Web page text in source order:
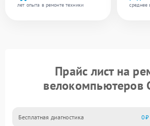
лет опыта в ремонте техники
среднее
Прайс лист на
велокомпьютеров
Бесплатная диагностика 0